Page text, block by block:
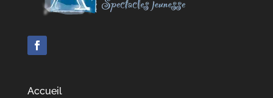
Accueil